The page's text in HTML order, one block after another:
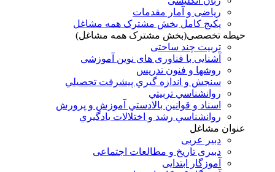
ریاضی و آمار مقدمات
پکیج کامل بخش مشترک همه مشاغل
حیطه تخصصی(بخش مشترک همه مشاغل)
تربیت چند ساحتی
آشنایی با فناوری های نوین آموزشی
روشها و فنون تدريس
سنجش و اندازه گيري پيشرفت تحصيلي
روانشناسي تربيتي
اسناد و قوانين بالادستي آموزش و پرورش
روانشناسي رشد و اختلالات يادگيري
عنوان مشاغل
دبير عربی
دبیری تاریخ و مطالعات اجتماعی
آموزگار ابتدایی